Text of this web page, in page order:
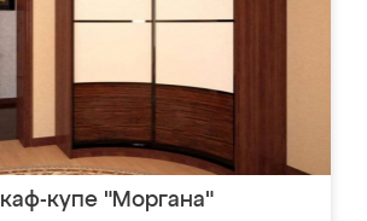
купе "Моргана"